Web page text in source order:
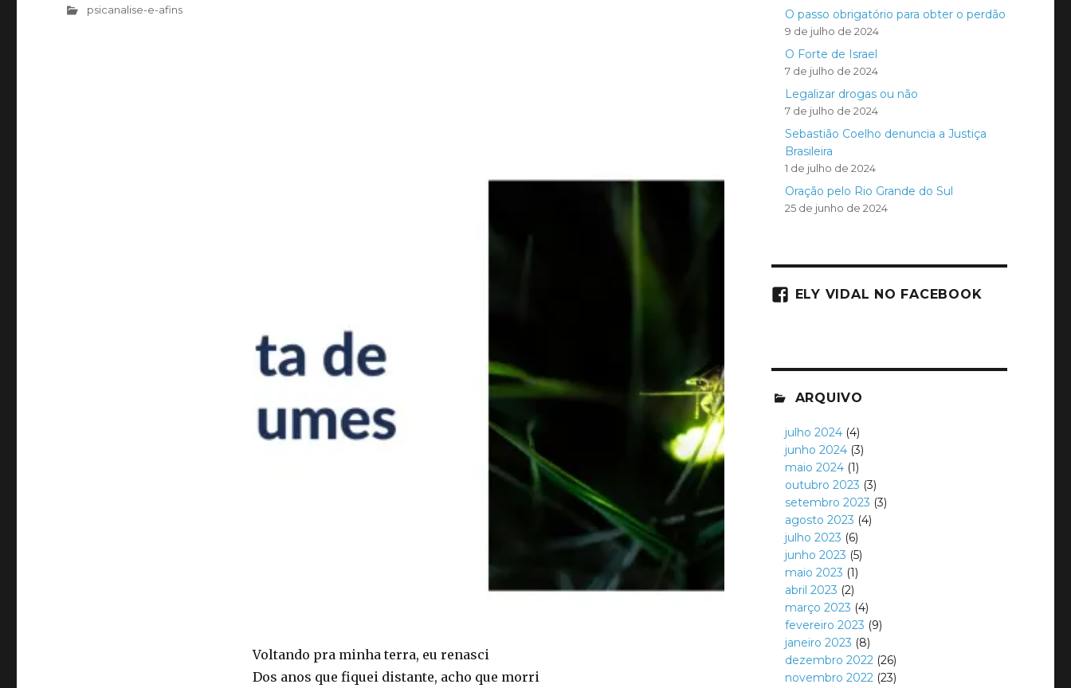
Voltando pra minha terra, eu renasci
Dos anos que fiquei distante, acho que morri
psicanalise-e-afins
O passo obrigatório para obter o perdão
9 de julho de 2024
O Forte de Israel
7 de julho de 2024
Legalizar drogas ou não
7 de julho de 2024
Sebastião Coelho denuncia a Justiça
Brasileira
1 de julho de 2024
Oração pelo Rio Grande do Sul
25 de junho de 2024
ELY VIDAL NO FACEBOOK
ARQUIVO
julho 2024 (4)
junho 2024 (3)
maio 2024 (1)
outubro 2023 (3)
setembro 2023 (3)
agosto 2023 (4)
julho 2023 (6)
junho 2023 (5)
maio 2023 (1)
abril 2023 (2)
março 2023 (4)
fevereiro 2023 (9)
janeiro 2023 (8)
dezembro 2022 (26)
novembro 2022 (23)